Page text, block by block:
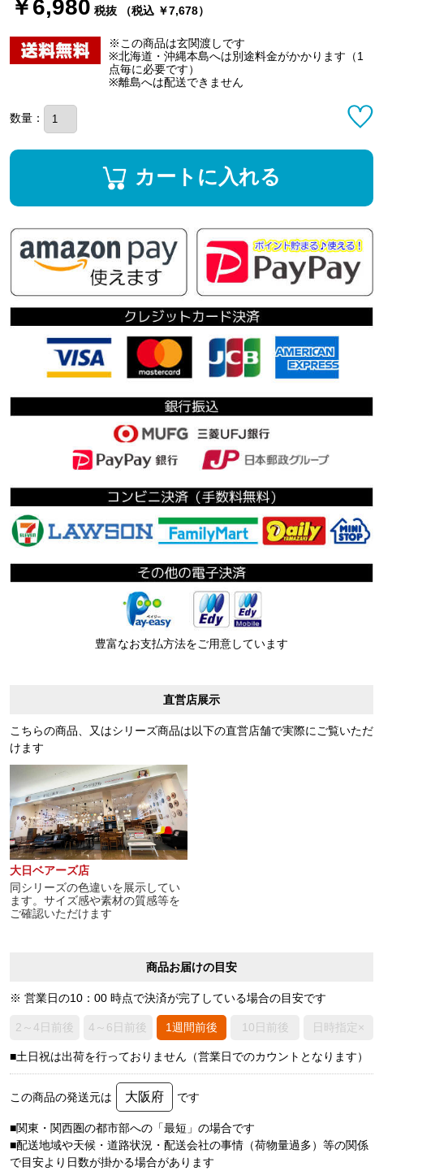
￥6,980 税抜 （税込 ￥7,678）
※この商品は玄関渡しです
※北海道・沖縄本島へは別途料金がかかります（1
点毎に必要です）
※離島へは配送できません
数量：
カートに入れる
豊富なお支払方法をご用意しています
直営店展示
こちらの商品、又はシリーズ商品は以下の直営店舗で実際にご覧いただ
けます
大日ベアーズ店
同シリーズの色違いを展示してい
ます。サイズ感や素材の質感等を
ご確認いただけます
商品お届けの目安
※ 営業日の10：00 時点で決済が完了している場合の目安です
2～4日前後 4～6日前後 1週間前後 10日前後 日時指定×
■土日祝は出荷を行っておりません（営業日でのカウントとなります）
この商品の発送元は 大阪府 です
■関東・関西圏の都市部への「最短」の場合です
■配送地域や天候・道路状況・配送会社の事情（荷物量過多）等の関係
で目安より日数が掛かる場合があります